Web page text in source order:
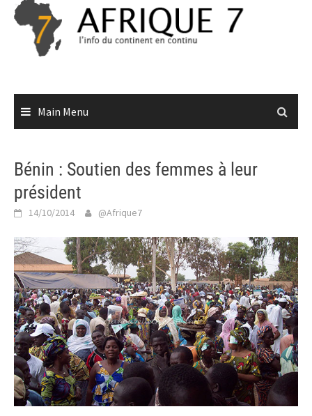
Skip
content
Main Menu
Bénin : Soutien des femmes à leur
président
14/10/2014 @Afrique7